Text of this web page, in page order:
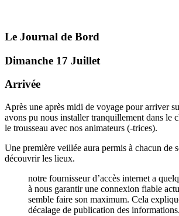
Le Journal de Bord
Dimanche 17 Juillet
Arrivée
Après une après midi de voyage pour arriver
avons pu nous installer tranquillement dans le
le trousseau avec nos animateurs (-trices).
Une première veillée aura permis à chacun de
découvrir les lieux.
notre fournisseur d’accès internet a
à nous garantir une connexion fiable
semble faire son maximum. Cela
décalage de publication des informations.